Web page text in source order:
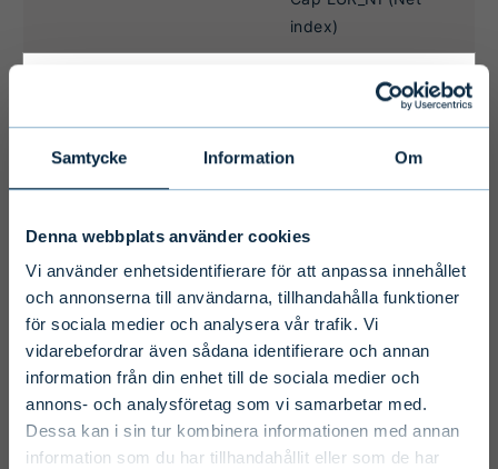
Samtycke Information Om
Denna webbplats använder cookies
Vi använder enhetsidentifierare för att anpassa innehållet
och annonserna till användarna, tillhandahålla funktioner
för sociala medier och analysera vår trafik. Vi
vidarebefordrar även sådana identifierare och annan
information från din enhet till de sociala medier och
annons- och analysföretag som vi samarbetar med.
Dessa kan i sin tur kombinera informationen med annan
information som du har tillhandahållit eller som de har
Primary
Disclaimer
To ensure we serve you with the most
relevant information please select your
language, country and investor type.
Select country